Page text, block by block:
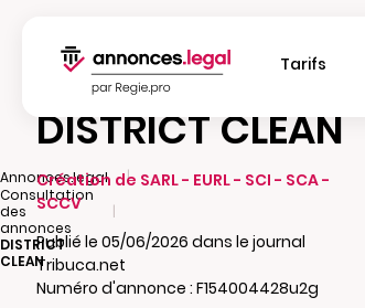
Tarifs
Annonces.legal
|
Consultation
des
annonces
|
DISTRICT
CLEAN
DISTRICT CLEAN
Création de SARL - EURL - SCI - SCA -
SCCV
Publié le 05/06/2026 dans le journal
Tribuca.net
Numéro d'annonce : F154004428u2g